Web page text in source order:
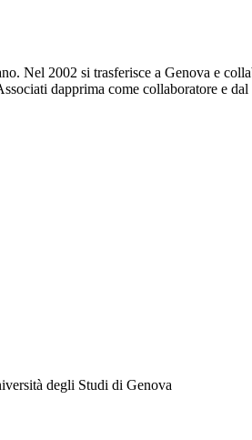
Nel 2002 si trasferisce a Genova e
dapprima come collaboratore e dal
degli Studi di Genova